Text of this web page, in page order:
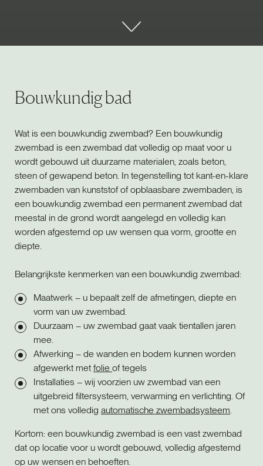
Bouwkundig bad
Wat is een bouwkundig zwembad? Een bouwkundig
zwembad is een zwembad dat volledig op maat voor u
wordt gebouwd uit duurzame materialen, zoals beton,
steen of gewapend beton. In tegenstelling tot kant-en-klare
zwembaden van kunststof of opblaasbare zwembaden, is
een bouwkundig zwembad een permanent zwembad dat
meestal in de grond wordt aangelegd en volledig kan
worden afgestemd op uw wensen qua vorm, grootte en
diepte.
Belangrijkste kenmerken van een bouwkundig zwembad:
Maatwerk – u bepaalt zelf de afmetingen, diepte en
vorm van uw zwembad.
Duurzaam – uw zwembad gaat vaak tientallen jaren
mee.
Afwerking – de wanden en bodem kunnen worden
afgewerkt met folie of tegels
Installaties – wij voorzien uw zwembad van een
uitgebreid filtersysteem, verwarming en verlichting. Of
met ons volledig automatische zwembadsysteem.
Kortom: een bouwkundig zwembad is een vast zwembad
dat op locatie voor u wordt gebouwd, volledig afgestemd
op uw wensen en behoeften.